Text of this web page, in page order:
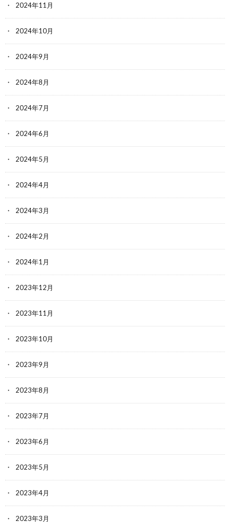
2024年11月
2024年10月
2024年9月
2024年8月
2024年7月
2024年6月
2024年5月
2024年4月
2024年3月
2024年2月
2024年1月
2023年12月
2023年11月
2023年10月
2023年9月
2023年8月
2023年7月
2023年6月
2023年5月
2023年4月
2023年3月